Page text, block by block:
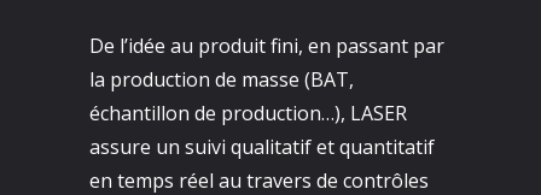
De l’idée au produit fini, en passant par
la production de masse (BAT,
échantillon de production…), LASER
assure un suivi qualitatif et quantitatif
en temps réel au travers de contrôles